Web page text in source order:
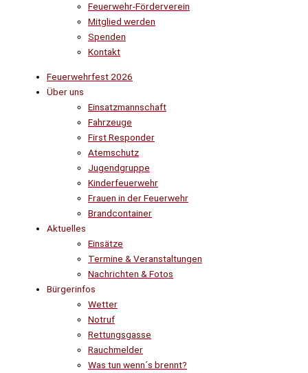
Feuerwehr-Förderverein
Mitglied werden
Spenden
Kontakt
Feuerwehrfest 2026
Über uns
Einsatzmannschaft
Fahrzeuge
First Responder
Atemschutz
Jugendgruppe
Kinderfeuerwehr
Frauen in der Feuerwehr
Brandcontainer
Aktuelles
Einsätze
Termine & Veranstaltungen
Nachrichten & Fotos
Bürgerinfos
Wetter
Notruf
Rettungsgasse
Rauchmelder
Was tun wenn´s brennt?